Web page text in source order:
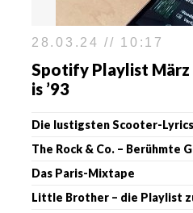
28.03.24 // 10:17
Spotify Playlist März
is ’93
Die lustigsten Scooter-Lyrics
The Rock & Co. – Berühmte
Das Paris-Mixtape
Little Brother – die Playlist